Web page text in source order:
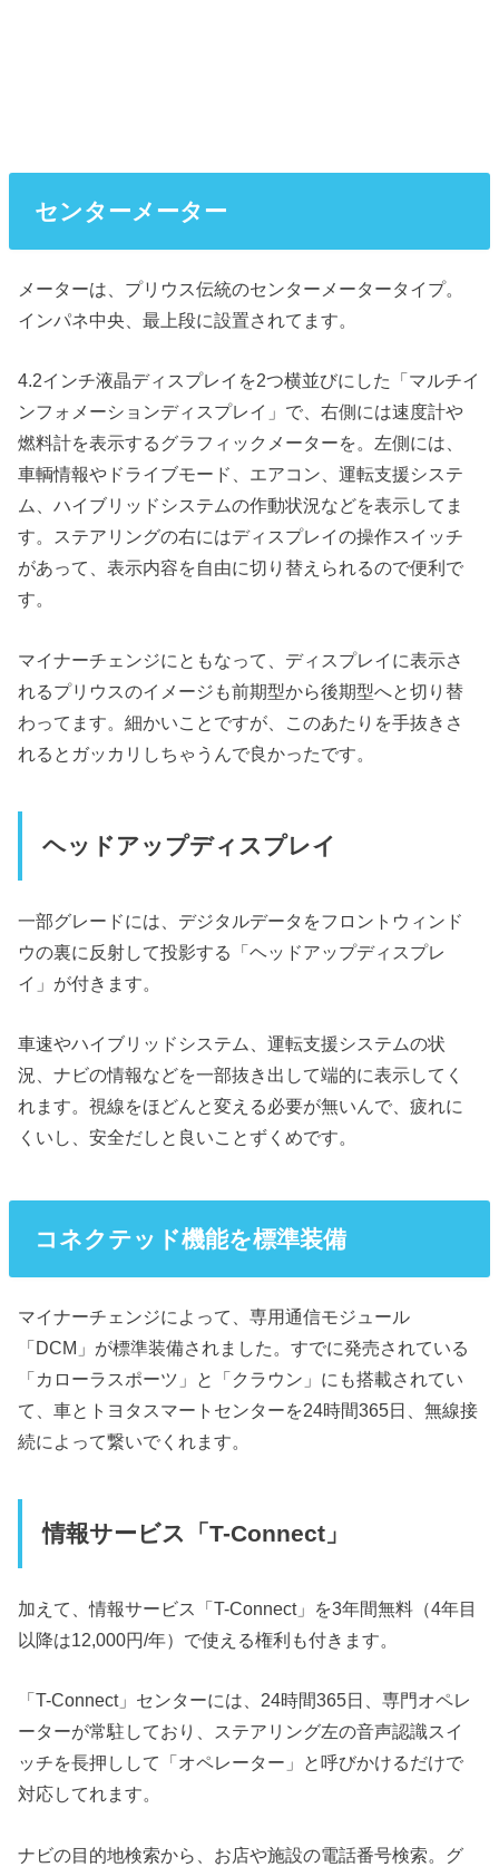
センターメーター
メーターは、プリウス伝統のセンターメータータイプ。
インパネ中央、最上段に設置されてます。
4.2インチ液晶ディスプレイを2つ横並びにした「マルチイ
ンフォメーションディスプレイ」で、右側には速度計や
燃料計を表示するグラフィックメーターを。左側には、
車輌情報やドライブモード、エアコン、運転支援システ
ム、ハイブリッドシステムの作動状況などを表示してま
す。ステアリングの右にはディスプレイの操作スイッチ
があって、表示内容を自由に切り替えられるので便利で
す。
マイナーチェンジにともなって、ディスプレイに表示さ
れるプリウスのイメージも前期型から後期型へと切り替
わってます。細かいことですが、このあたりを手抜きさ
れるとガッカリしちゃうんで良かったです。
ヘッドアップディスプレイ
一部グレードには、デジタルデータをフロントウィンド
ウの裏に反射して投影する「ヘッドアップディスプレ
イ」が付きます。
車速やハイブリッドシステム、運転支援システムの状
況、ナビの情報などを一部抜き出して端的に表示してく
れます。視線をほどんと変える必要が無いんで、疲れに
くいし、安全だしと良いことずくめです。
コネクテッド機能を標準装備
マイナーチェンジによって、専用通信モジュール
「DCM」が標準装備されました。すでに発売されている
「カローラスポーツ」と「クラウン」にも搭載されてい
て、車とトヨタスマートセンターを24時間365日、無線接
続によって繋いでくれます。
情報サービス「T-Connect」
加えて、情報サービス「T-Connect」を3年間無料（4年目
以降は12,000円/年）で使える権利も付きます。
「T-Connect」センターには、24時間365日、専門オペレ
ーターが常駐しており、ステアリング左の音声認識スイ
ッチを長押しして「オペレーター」と呼びかけるだけで
対応してれます。
ナビの目的地検索から、お店や施設の電話番号検索。グ